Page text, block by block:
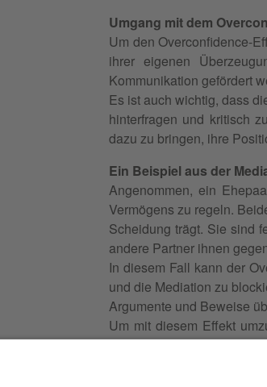
Umgang mit dem
Um den Overconfidence-
ihrer eigenen
Kommunikation gefördert
Es ist auch wichtig, dass
hinterfragen und kritisch
dazu zu bringen, ihre
Ein Beispiel aus der
Angenommen, ein
Vermögens zu regeln.
Scheidung trägt. Sie sind
andere Partner ihnen
In diesem Fall kann der
und die Mediation zu
Argumente und Beweise
Um mit diesem Effekt
hinterfragen und ihnen